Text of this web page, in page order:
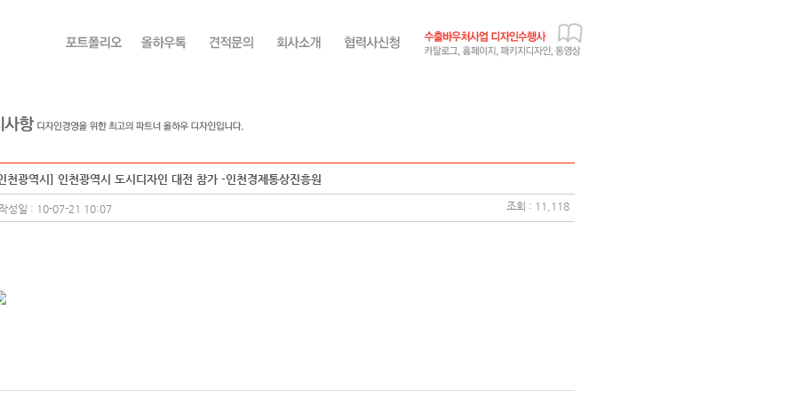
천광역시] 인천광역시 도시디자인 대전 참가 -인천경제통상진흥원
성일 : 10-07-21 10:07 조회 : 11,118